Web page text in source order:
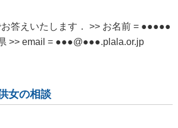
答えいたします． >> お名前 = ●●●●●
>> email = ●●●@●●●.plala.or.jp
女の相談